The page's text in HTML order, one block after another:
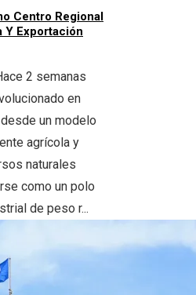
Centro Regional
Y Exportación
2 semanas
en
un modelo
agrícola y
naturales
como un polo
de peso r...